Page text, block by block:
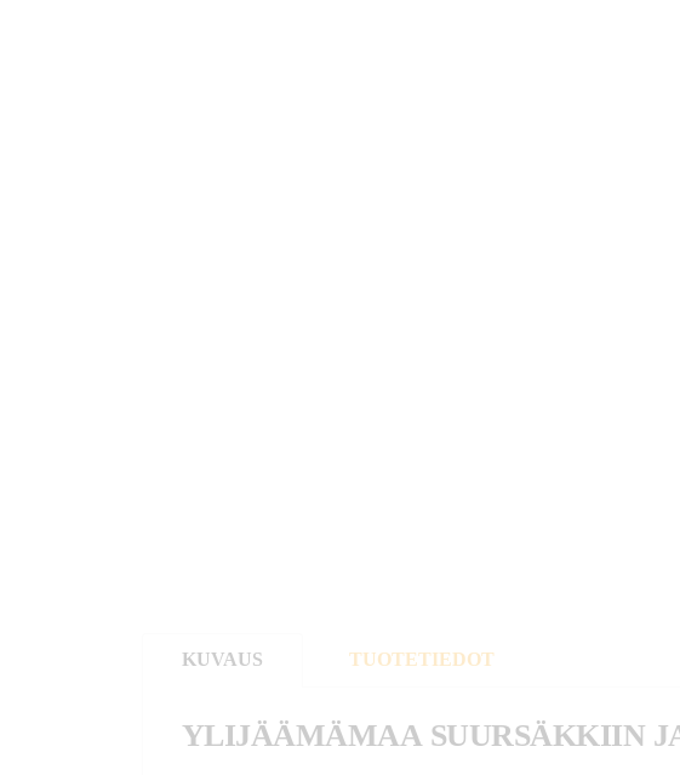
KUVAUS TUOTETIEDOT
YLIJÄÄMÄMAA SUURSÄKKIIN